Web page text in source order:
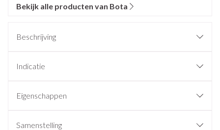
Bekijk alle producten van Bota
Beschrijving
Indicatie
Eigenschappen
Samenstelling